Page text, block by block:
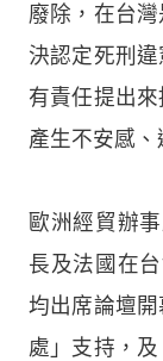
廢除，在台
決認定死刑
有責任提出
產生不安感、
歐洲經貿辦
長及法國在
均出席論壇
處」支持，